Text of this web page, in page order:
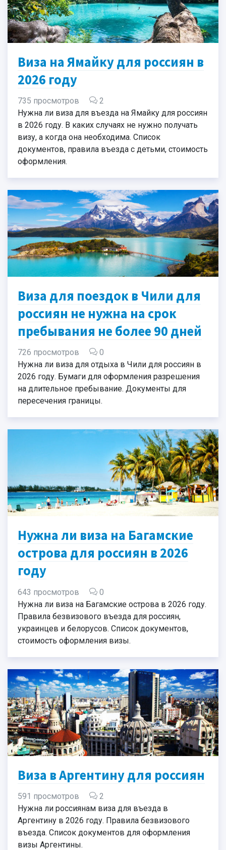
Виза на Ямайку для россиян в
2026 году
735 просмотров
2
Нужна ли виза для въезда на Ямайку для россиян
в 2026 году. В каких случаях не нужно получать
визу, а когда она необходима. Список
документов, правила въезда с детьми, стоимость
оформления.
Виза для поездок в Чили для
россиян не нужна на срок
пребывания не более 90 дней
726 просмотров
0
Нужна ли виза для отдыха в Чили для россиян в
2026 году. Бумаги для оформления разрешения
на длительное пребывание. Документы для
пересечения границы.
Нужна ли виза на Багамские
острова для россиян в 2026
году
643 просмотров
0
Нужна ли виза на Багамские острова в 2026 году.
Правила безвизового въезда для россиян,
украинцев и белорусов. Список документов,
стоимость оформления визы.
Виза в Аргентину для россиян
591 просмотров
2
Нужна ли россиянам виза для въезда в
Аргентину в 2026 году. Правила безвизового
въезда. Список документов для оформления
визы Аргентины.